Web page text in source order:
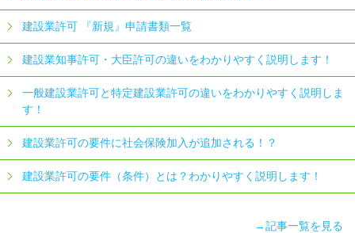
建設業許可 『新規』申請書類一覧
建設業知事許可・大臣許可の違いをわかりやすく説明します！
一般建設業許可と特定建設業許可の違いをわかりやすく説明しま
す！
建設業許可の要件に社会保険加入が追加される！？
建設業許可の要件（条件）とは？わかりやすく説明します！
→記事一覧を見る